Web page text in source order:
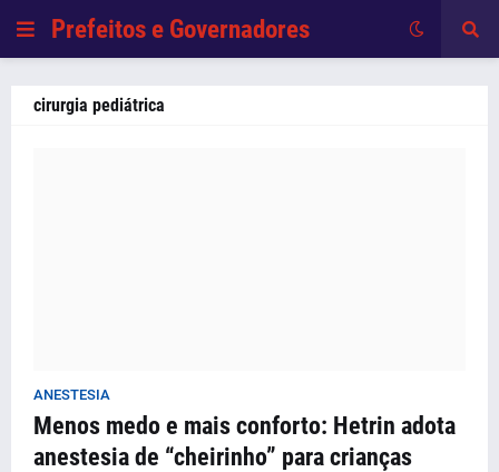
Prefeitos e Governadores
cirurgia pediátrica
ANESTESIA
Menos medo e mais conforto: Hetrin adota
anestesia de “cheirinho” para crianças